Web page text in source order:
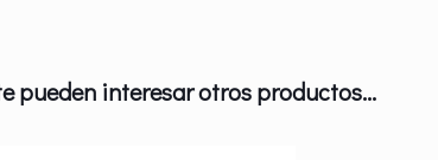
pueden interesar otros productos...